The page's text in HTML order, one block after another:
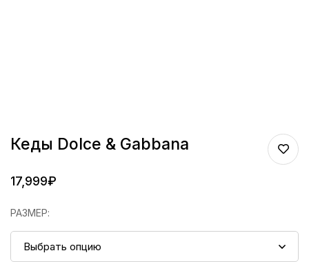
Кеды Dolce & Gabbana
17,999₽
РАЗМЕР: